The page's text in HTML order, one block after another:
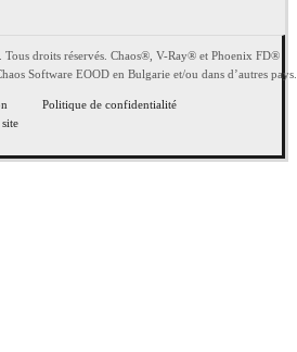
droits réservés. Chaos®, V-Ray® et Phoenix FD®
Software EOOD en Bulgarie et/ou dans d’autres pays.
Politique de confidentialité